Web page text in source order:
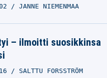
JANNE NIEMENMAA
– ilmoitti suosikkinsa
SALTTU FORSSTRÖM